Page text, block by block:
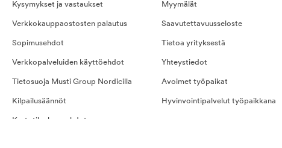
Kysymykset ja vastaukset
Verkkokauppaostosten palautus
Sopimusehdot
Verkkopalveluiden käyttöehdot
Tietosuoja Musti Group Nordicilla
Kilpailusäännöt
Kestotilauksen ehdot
Myymälät
Saavutettavuusseloste
Tietoa yrityksestä
Yhteystiedot
Avoimet työpaikat
Hyvinvointipalvelut työpaikkana